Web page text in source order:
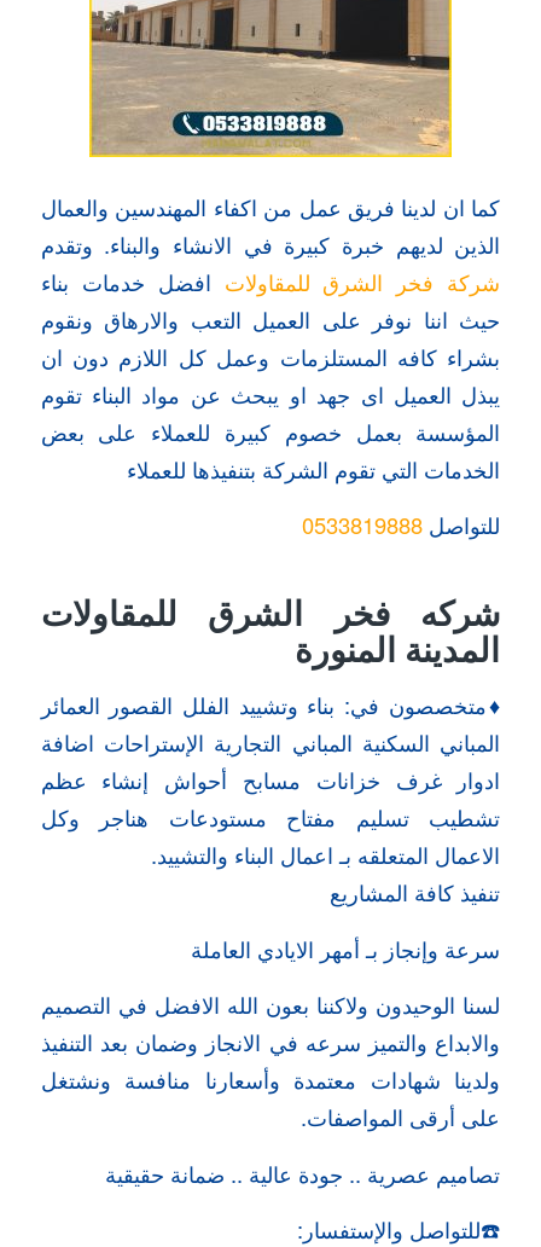
كما ان لدينا فريق عمل من اكفاء المهندسين والعمال
الذين لديهم خبرة كبيرة في الانشاء والبناء. وتقدم
شركة فخر الشرق للمقاولات افضل خدمات بناء
حيث اننا نوفر على العميل التعب والارهاق ونقوم
بشراء كافه المستلزمات وعمل كل اللازم دون ان
يبذل العميل اى جهد او يبحث عن مواد البناء تقوم
المؤسسة بعمل خصوم كبيرة للعملاء على بعض
الخدمات التي تقوم الشركة بتنفيذها للعملاء
للتواصل 0533819888
شركه فخر الشرق للمقاولات
المدينة المنورة
♦️متخصصون في: بناء وتشييد الفلل القصور العمائر
المباني السكنية المباني التجارية الإستراحات اضافة
ادوار غرف خزانات مسابح أحواش إنشاء عظم
تشطيب تسليم مفتاح مستودعات هناجر وكل
الاعمال المتعلقه بـ اعمال البناء والتشييد.
تنفيذ كافة المشاريع
سرعة وإنجاز بـ أمهر الايادي العاملة
لسنا الوحيدون ولاكننا بعون الله الافضل في التصميم
والابداع والتميز سرعه في الانجاز وضمان بعد التنفيذ
ولدينا شهادات معتمدة وأسعارنا منافسة ونشتغل
على أرقى المواصفات.
تصاميم عصرية .. جودة عالية .. ضمانة حقيقية
☎️للتواصل والإستفسار: